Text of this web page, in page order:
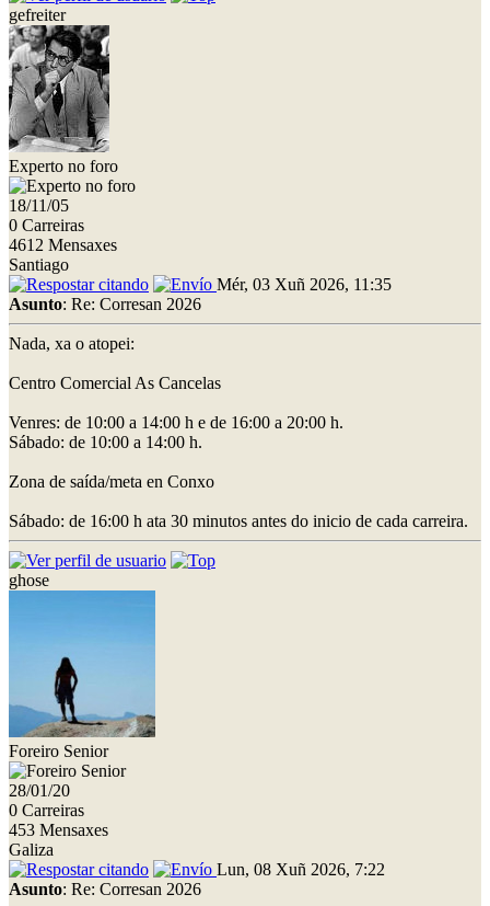
gefreiter
Experto no foro
18/11/05
0 Carreiras
4612 Mensaxes
Santiago
Mér, 03 Xuñ 2026, 11:35
Asunto: Re: Corresan 2026
Nada, xa o atopei:
Centro Comercial As Cancelas
Venres: de 10:00 a 14:00 h e de 16:00 a 20:00 h.
Sábado: de 10:00 a 14:00 h.
Zona de saída/meta en Conxo
Sábado: de 16:00 h ata 30 minutos antes do inicio de cada carreira.
ghose
Foreiro Senior
28/01/20
0 Carreiras
453 Mensaxes
Galiza
Lun, 08 Xuñ 2026, 7:22
Asunto: Re: Corresan 2026